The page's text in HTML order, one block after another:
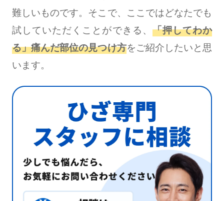
難しいものです。そこで、ここではどなたでも
試していただくことができる、 「押してわか
る」痛んだ部位の見つけ方をご紹介したいと思
います。